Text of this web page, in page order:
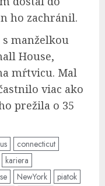
ho zachránil.
s manželkou
House,
mŕtvicu. Mal
viac ako
prežila o 35
connecticut
kariera
NewYork
piatok